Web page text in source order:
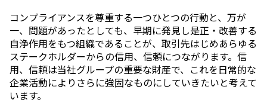
サステナビリティ
NAGASEグループのサステナビリティ
トップメッセージ
統合報告書
環境
社会
ガバナンス
コンプライアンスを尊重する一つひとつの行動と、万が
一、問題があったとしても、早期に発見し是正・改善する
自浄作用をもつ組織であることが、取引先はじめあらゆる
ステークホルダーからの信用、信頼につながります。信
用、信頼は当社グループの重要な財産で、これを日常的な
企業活動によりさらに強固なものにしていきたいと考えて
います。